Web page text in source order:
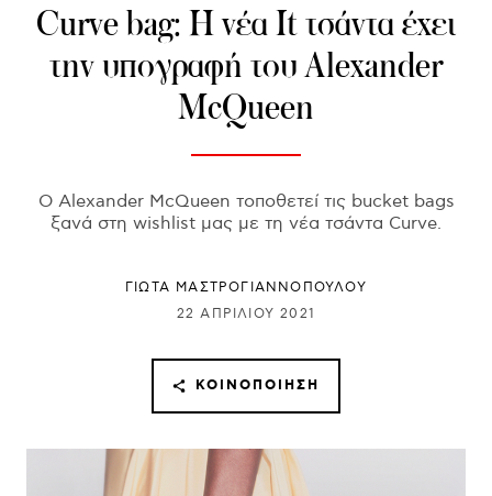
Curve bag: Η νέα It τσάντα έχει
την υπογραφή του Alexander
McQueen
O Alexander McQueen τοποθετεί τις bucket bags
ξανά στη wishlist μας με τη νέα τσάντα Curve.
ΓΙΩΤΑ ΜΑΣΤΡΟΓΙΑΝΝΟΠΟΥΛΟΥ
22 ΑΠΡΙΛΊΟΥ 2021
ΚΟΙΝΟΠΟΊΗΣΗ